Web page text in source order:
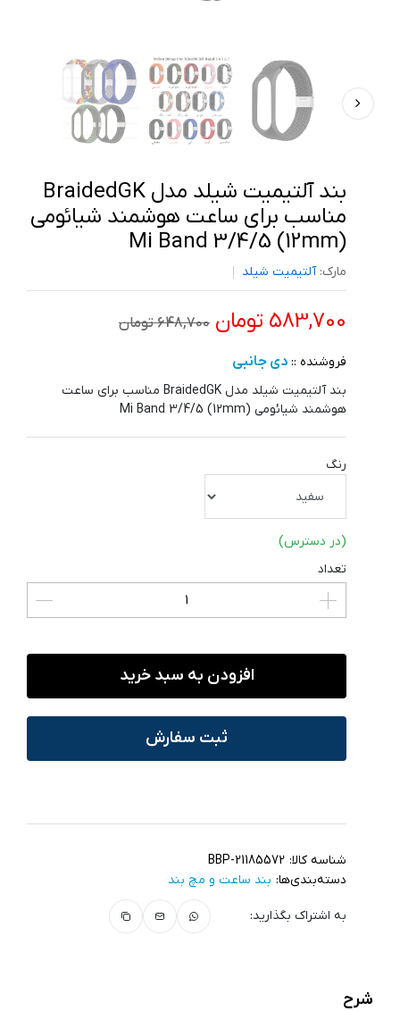
بند آلتیمیت شیلد مدل BraidedGK
مناسب برای ساعت هوشمند شیائومی
Mi Band 3/4/5 (12mm)
مارک:آلتیمیت شیلد
583,700 تومان 648,700 تومان
فروشنده :: دی جانبی
بند آلتیمیت شیلد مدل BraidedGK مناسب برای ساعت
هوشمند شیائومی Mi Band 3/4/5 (12mm)
رنگ
(در دسترس)
تعداد
افزودن به سبد خرید
ثبت سفارش
شناسه کالا: BBP-21185572
دسته‌بندی‌ها: بند ساعت و مچ‌ بند
به اشتراک بگذارید:
شرح